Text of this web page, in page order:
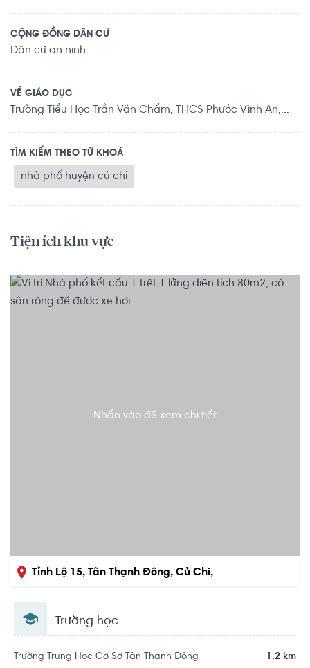
CỘNG ĐỒNG DÂN CƯ
Dân cư an ninh.
VỀ GIÁO DỤC
Trường Tiểu Học Trần Văn Chẩm, THCS Phước Vĩnh An,...
TÌM KIẾM THEO TỪ KHOÁ
nhà phố huyện củ chi
Tiện ích khu vực
Nhấn vào để xem chi tiết
Tỉnh Lộ 15, Tân Thạnh Đông, Củ Chi,
Trường học
Trường Trung Học Cơ Sở Tân Thạnh Đông 1.2 km